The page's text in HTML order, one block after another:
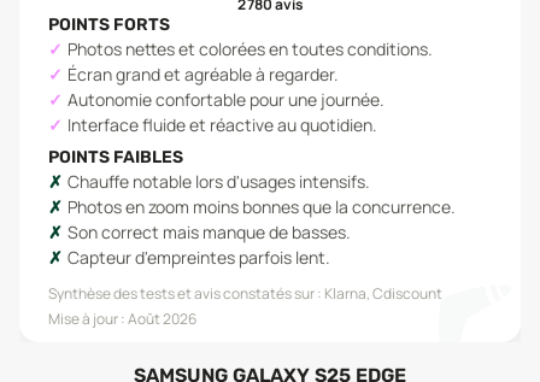
2 780avis
POINTS FORTS
Photos nettes et colorées en toutes conditions.
Écran grand et agréable à regarder.
Autonomie confortable pour une journée.
Interface fluide et réactive au quotidien.
POINTS FAIBLES
Chauffe notable lors d'usages intensifs.
Photos en zoom moins bonnes que la concurrence.
Son correct mais manque de basses.
Capteur d'empreintes parfois lent.
Synthèse des tests et avis constatés sur : Klarna, Cdiscount
Mise à jour :Août 2026
SAMSUNG GALAXY S25 EDGE